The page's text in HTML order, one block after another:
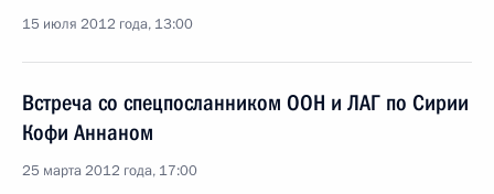
15 июля 2012 года, 13:00
Встреча со спецпосланником ООН и ЛАГ по Сирии
Кофи Аннаном
25 марта 2012 года, 17:00